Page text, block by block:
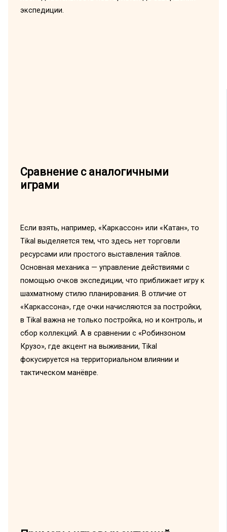
экспедиции.
Сравнение с аналогичными
играми
Если взять, например, «Каркассон» или «Катан», то
Tikal выделяется тем, что здесь нет торговли
ресурсами или простого выставления тайлов.
Основная механика — управление действиями с
помощью очков экспедиции, что приближает игру к
шахматному стилю планирования. В отличие от
«Каркассона», где очки начисляются за постройки,
в Tikal важна не только постройка, но и контроль, и
сбор коллекций. А в сравнении с «Робинзоном
Крузо», где акцент на выживании, Tikal
фокусируется на территориальном влиянии и
тактическом манёвре.